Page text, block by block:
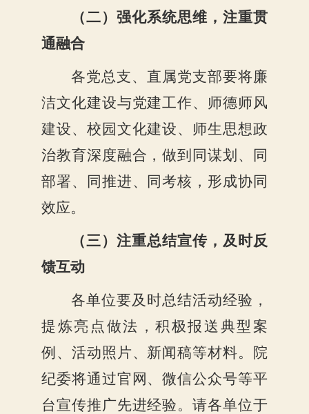
（二）强化系统思维，注重贯
通融合
各党总支、直属党支部要将廉
洁文化建设与党建工作、师德师风
建设、校园文化建设、师生思想政
治教育深度融合，做到同谋划、同
部署、同推进、同考核，形成协同
效应。
（三）注重总结宣传，及时反
馈互动
各单位要及时总结活动经验，
提炼亮点做法，积极报送典型案
例、活动照片、新闻稿等材料。院
纪委将通过官网、微信公众号等平
台宣传推广先进经验。请各单位于